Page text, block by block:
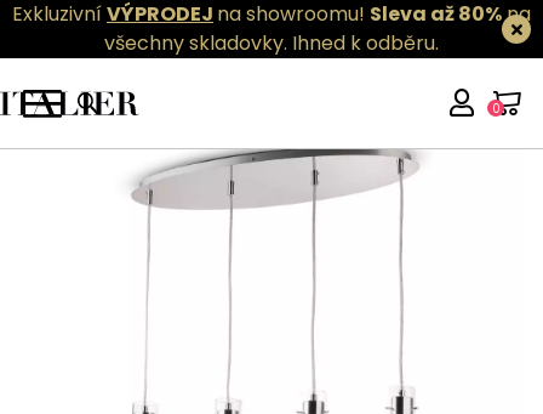
ExkluzivníVÝPRODEJ na showroomu! Sleva až 80%na
všechny skladovky. Ihned k odběru.
0